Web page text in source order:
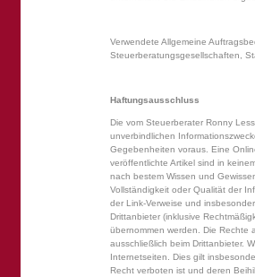
Verwendete Allgemeine
Steuerberatungsgesellschaften,
Haftungsausschluss
Die vom Steuerberater Ronny
unverbindlichen
Gegebenheiten voraus. Eine
veröffentlichte Artikel sind in
nach bestem Wissen und
Vollständigkeit oder Qualität der
der Link-Verweise und
Drittanbieter (inklusive
übernommen werden. Die Rechte
ausschließlich beim Drittanbieter.
Internetseiten. Dies gilt
Recht verboten ist und deren